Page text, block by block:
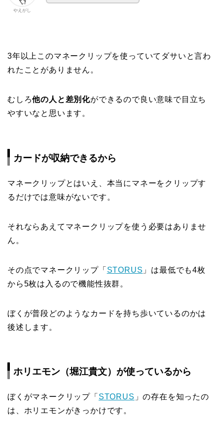
やえがし
3年以上このマネークリップを使っていてダサいと言わ
れたことがありません。
むしろ他の人と差別化ができるので良い意味で目立ち
やすいなと思います。
カードが収納できるから
マネークリップとはいえ、本当にマネーをクリップす
るだけでは意味がないです。
それならあえてマネークリップを使う必要はありませ
ん。
その点でマネークリップ「 STORUS 」は最低でも4枚
から5枚は入るので機能性抜群。
ぼくが普段どのようなカードを持ち歩いているのかは
後述します。
ホリエモン（堀江貴文）が使っているから
ぼくがマネークリップ「 STORUS 」の存在を知ったの
は、ホリエモンがきっかけです。